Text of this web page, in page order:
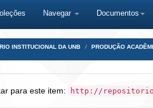
Navegar Documentos
INSTITUCIONAL DA UNB PRODUÇÃO
para este item: http://